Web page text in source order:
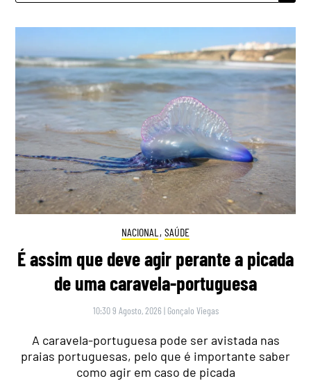
NACIONAL , SAÚDE
É assim que deve agir perante a picada
de uma caravela-portuguesa
10:30 9 Agosto, 2026 | Gonçalo Viegas
A caravela-portuguesa pode ser avistada nas
praias portuguesas, pelo que é importante saber
como agir em caso de picada